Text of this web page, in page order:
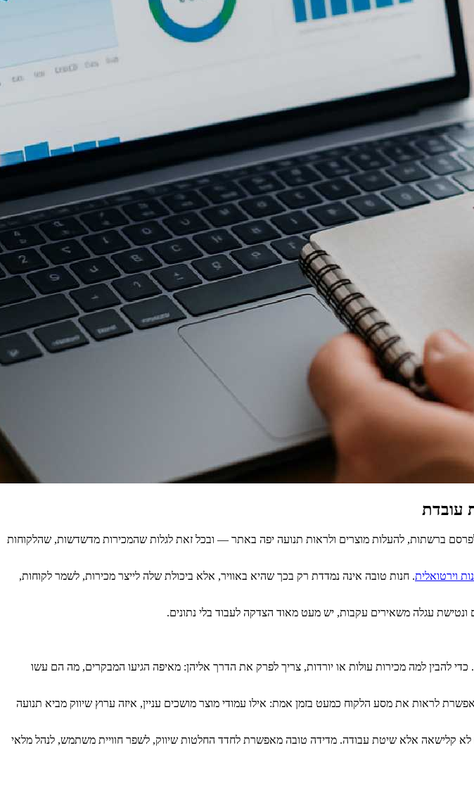
עובדת
ברשתות, להעלות מוצרים ולראות תנועה יפה באתר — ובכל זאת לגלות שהמכירות מדשדשות, שהלקוחות
וירטואלית. חנות טובה אינה נמדדת רק בכך שהיא באוויר, אלא ביכולת שלה לייצר מכירות, לשמר לקוחות,
עגלה משאירים עקבות, יש מעט מאוד הצדקה לעבוד בלי נתונים.
להבין למה מכירות עולות או יורדות, צריך לפרק את הדרך אליהן: מאיפה הגיעו המבקרים, מה הם עשו
לראות את מסע הלקוח כמעט בזמן אמת: אילו עמודי מוצר מושכים עניין, איזה ערוץ שיווק מביא תנועה
קלישאה אלא שיטת עבודה. מדידה טובה מאפשרת לחדד החלטות שיווק, לשפר חוויית משתמש, לנהל מלאי